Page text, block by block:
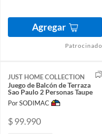
Agregar
Patrocinado
JUST HOME COLLECTION
Juego de Balcón de Terraza
Sao Paulo 2 Personas Taupe
Por SODIMAC
$ 99.990